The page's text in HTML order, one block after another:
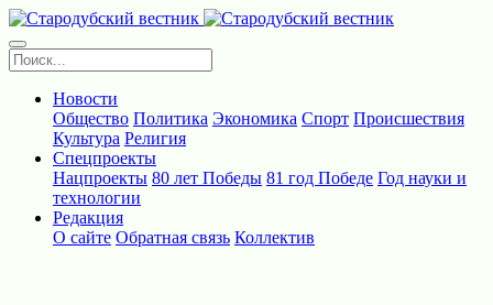
Новости
Общество Политика Экономика Спорт Происшествия
Культура Религия
Спецпроекты
Нацпроекты 80 лет Победы 81 год Победе Год науки и
технологии
Редакция
О сайте Обратная связь Коллектив